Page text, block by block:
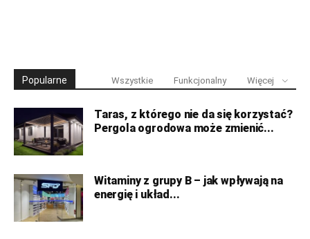
Popularne Wszystkie Funkcjonalny Więcej
Taras, z którego nie da się korzystać?
Pergola ogrodowa może zmienić...
Witaminy z grupy B – jak wpływają na
energię i układ...